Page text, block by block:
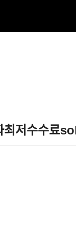
저수수료